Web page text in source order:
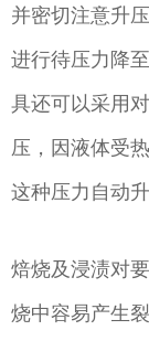
并密切注意升
进行待压力降
具还可以采用
压，因液体受
这种压力自动
焙烧及浸渍对
烧中容易产生